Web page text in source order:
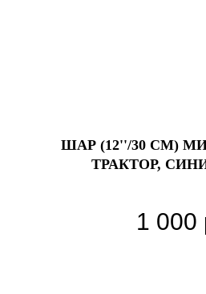
ШАР (12''/30 СМ)
ТРАКТОР,
1 000